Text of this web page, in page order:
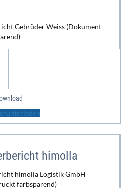
Gebrüder Weiss (Dokument
himolla
himolla Logistik GmbH
farbsparend)